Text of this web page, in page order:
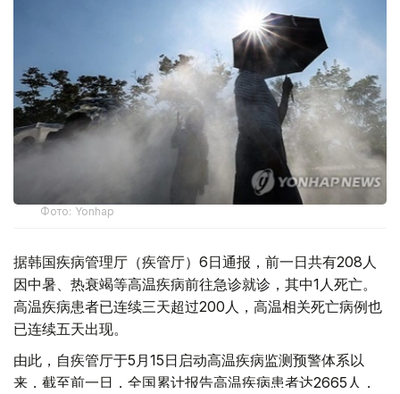
Фото: Yonhap
据韩国疾病管理厅（疾管厅）6日通报，前一日共有208人
因中暑、热衰竭等高温疾病前往急诊就诊，其中1人死亡。
高温疾病患者已连续三天超过200人，高温相关死亡病例也
已连续五天出现。
由此，自疾管厅于5月15日启动高温疾病监测预警体系以
来，截至前一日，全国累计报告高温疾病患者达2665人，